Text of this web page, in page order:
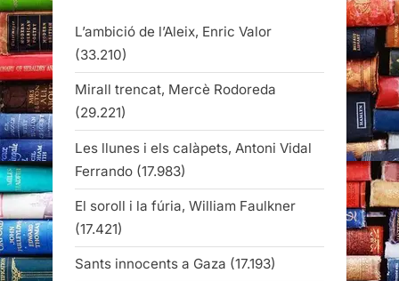
L’ambició de l’Aleix, Enric Valor
(33.210)
Mirall trencat, Mercè Rodoreda
(29.221)
Les llunes i els calàpets, Antoni Vidal
Ferrando (17.983)
El soroll i la fúria, William Faulkner
(17.421)
Sants innocents a Gaza (17.193)